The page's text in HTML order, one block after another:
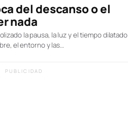
del descanso o el
nada
la pausa, la luz y el tiempo dilatado
el entorno y las…
PUBLICIDAD